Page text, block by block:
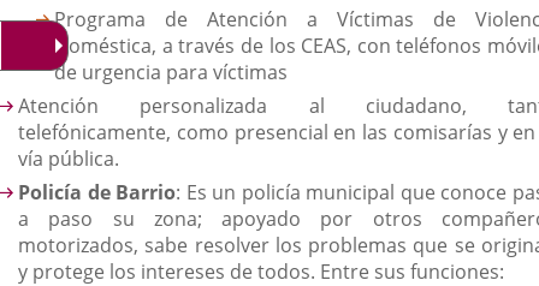
Programa de Atención a Víctimas de
Doméstica, a través de los CEAS, con teléfonos
de urgencia para víctimas
Atención personalizada al ciudadano,
telefónicamente, como presencial en las comisarías y
vía pública.
Policía de Barrio: Es un policía municipal que conoce
a paso su zona; apoyado por otros
motorizados, sabe resolver los problemas que se
y protege los intereses de todos. Entre sus funciones: